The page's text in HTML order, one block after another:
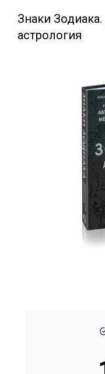
Знаки
астрология